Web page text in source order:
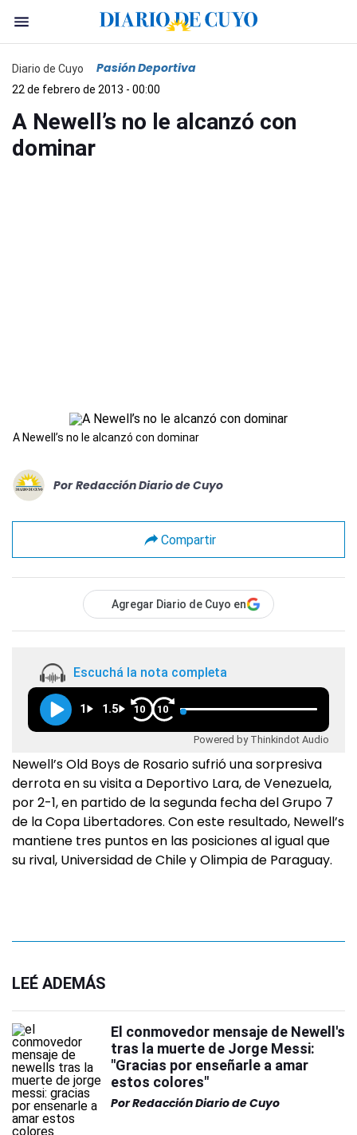
Diario de Cuyo Pasión Deportiva
22 de febrero de 2013 - 00:00
A Newell’s no le alcanzó con
dominar
A Newell’s no le alcanzó con dominar
Por Redacción Diario de Cuyo
Compartir
Agregar Diario de Cuyo en
Escuchá la nota completa
1 1.5 10 10
Powered by Thinkindot Audio
Newell’s Old Boys de Rosario sufrió una sorpresiva
derrota en su visita a Deportivo Lara, de Venezuela,
por 2-1, en partido de la segunda fecha del Grupo 7
de la Copa Libertadores. Con este resultado, Newell’s
mantiene tres puntos en las posiciones al igual que
su rival, Universidad de Chile y Olimpia de Paraguay.
LEÉ ADEMÁS
El conmovedor mensaje de Newell's
tras la muerte de Jorge Messi:
"Gracias por enseñarle a amar
estos colores"
PorRedacción Diario de Cuyo